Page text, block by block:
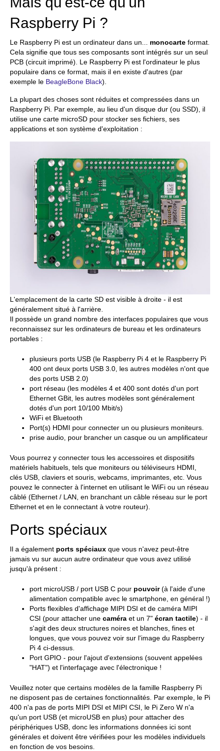
Raspberry Pi ?
Le Raspberry Pi est un ordinateur dans un... monocarte format.
Cela signifie que tous ses composants sont intégrés sur un seul
PCB (circuit imprimé). Le Raspberry Pi est l'ordinateur le plus
populaire dans ce format, mais il en existe d'autres (par
exemple le BeagleBone Black).
La plupart des choses sont réduites et compressées dans un
Raspberry Pi. Par exemple, au lieu d'un disque dur (ou SSD), il
utilise une carte microSD pour stocker ses fichiers, ses
applications et son système d'exploitation :
L'emplacement de la carte SD est visible à droite - il est
généralement situé à l'arrière.
Il possède un grand nombre des interfaces populaires que vous
reconnaissez sur les ordinateurs de bureau et les ordinateurs
portables :
plusieurs ports USB (le Raspberry Pi 4 et le Raspberry Pi
400 ont deux ports USB 3.0, les autres modèles n'ont que
des ports USB 2.0)
port réseau (les modèles 4 et 400 sont dotés d'un port
Ethernet GBit, les autres modèles sont généralement
dotés d'un port 10/100 Mbit/s)
WiFi et Bluetooth
Port(s) HDMI pour connecter un ou plusieurs moniteurs.
prise audio, pour brancher un casque ou un amplificateur
Vous pourrez y connecter tous les accessoires et dispositifs
matériels habituels, tels que moniteurs ou téléviseurs HDMI,
clés USB, claviers et souris, webcams, imprimantes, etc. Vous
pouvez le connecter à l'internet en utilisant le WiFi ou un réseau
câblé (Ethernet / LAN, en branchant un câble réseau sur le port
Ethernet et en le connectant à votre routeur).
Ports spéciaux
Il a également ports spéciaux que vous n'avez peut-être
jamais vu sur aucun autre ordinateur que vous avez utilisé
jusqu'à présent :
port microUSB / port USB C pour pouvoir(à l'aide d'une
alimentation compatible avec le smartphone, en général !)
Ports flexibles d'affichage MIPI DSI et de caméra MIPI
CSI (pour attacher une caméra et un 7" écran tactile) - il
s'agit des deux structures noires et blanches, fines et
longues, que vous pouvez voir sur l'image du Raspberry
Pi 4 ci-dessus.
Port GPIO - pour l'ajout d'extensions (souvent appelées
"HAT") et l'interfaçage avec l'électronique !
Veuillez noter que certains modèles de la famille Raspberry Pi
ne disposent pas de certaines fonctionnalités. Par exemple, le Pi
400 n'a pas de ports MIPI DSI et MIPI CSI, le Pi Zero W n'a
qu'un port USB (et microUSB en plus) pour attacher des
périphériques USB, donc les informations données ici sont
générales et doivent être vérifiées pour les modèles individuels
en fonction de vos besoins.